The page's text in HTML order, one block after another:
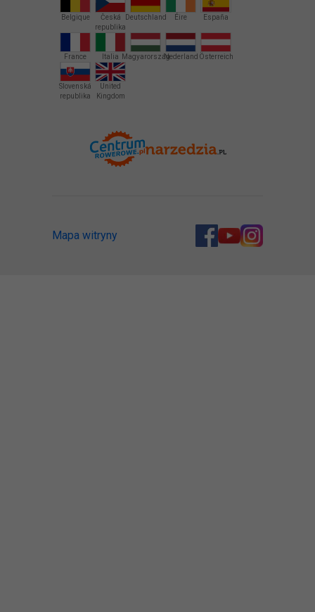
Belgique
Česká
republika
Deutschland Éire España
France Italia MagyarországNederland Österreich
Slovenská
republika
United
Kingdom
Mapa witryny